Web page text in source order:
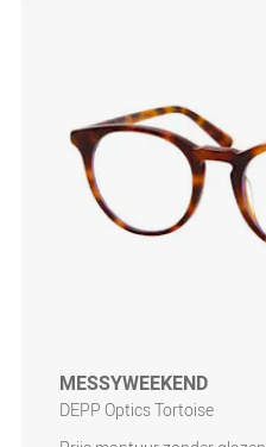
MESSYWEEKEND
DEPP Optics Tortoise